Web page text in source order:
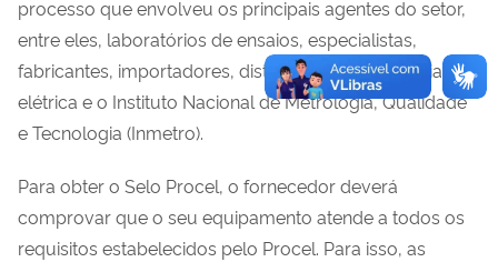
processo que envolveu os principais agentes do setor,
entre eles, laboratórios de ensaios, especialistas,
fabricantes, importadores, distribuidoras de energia
elétrica e o Instituto Nacional de Metrologia, Qualidade
e Tecnologia (Inmetro).
Para obter o Selo Procel, o fornecedor deverá
comprovar que o seu equipamento atende a todos os
requisitos estabelecidos pelo Procel. Para isso, as